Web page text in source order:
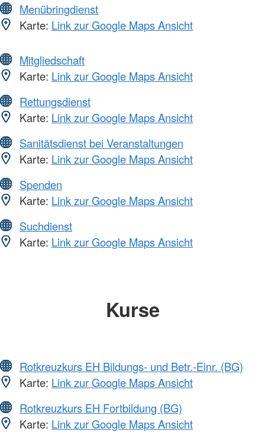
Menübringdienst
Karte: Link zur Google Maps Ansicht
Mitgliedschaft
Karte: Link zur Google Maps Ansicht
Rettungsdienst
Karte: Link zur Google Maps Ansicht
Sanitätsdienst bei Veranstaltungen
Karte: Link zur Google Maps Ansicht
Spenden
Karte: Link zur Google Maps Ansicht
Suchdienst
Karte: Link zur Google Maps Ansicht
Kurse
Rotkreuzkurs EH Bildungs- und Betr.-Einr. (BG)
Karte: Link zur Google Maps Ansicht
Rotkreuzkurs EH Fortbildung (BG)
Karte: Link zur Google Maps Ansicht